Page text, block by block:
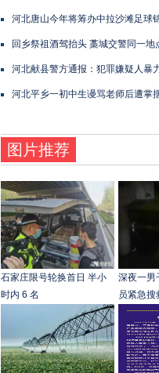
河北唐山今年将筹办中拉沙滩足球
回乡祭祖酒驾抬头 藁城交警同一地
河北献县警方通报：犯罪嫌疑人暴
河北平乡一初中生谩骂老师后遭掌
图片推荐
石家庄限号轮换首日 半小
时内 6 名
深夜一男
员紧急搜